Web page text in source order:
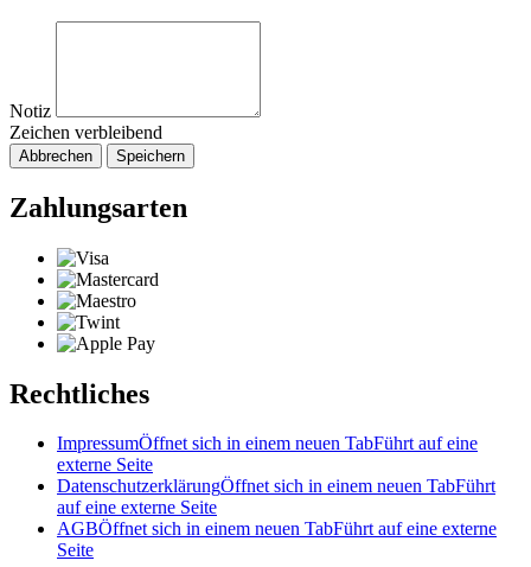
Notiz
Zeichen verbleibend
Abbrechen Speichern
Zahlungsarten
Rechtliches
ImpressumÖffnet sich in einem neuen TabFührt auf eine
externe Seite
DatenschutzerklärungÖffnet sich in einem neuen TabFührt
auf eine externe Seite
AGBÖffnet sich in einem neuen TabFührt auf eine externe
Seite